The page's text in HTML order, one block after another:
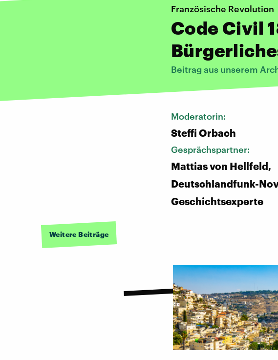
Französische Revolution
Code Civil
Beitrag aus unserem
Moderatorin:
Steffi Orbach
Gesprächspartner:
Mattias von Hellfeld,
Deutschlandfunk-
Geschichtsexperte
Weitere Beiträge